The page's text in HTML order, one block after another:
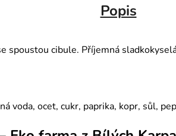
Popis
spoustou cibule. Příjemná
voda, ocet, cukr, paprika, kopr, sůl,